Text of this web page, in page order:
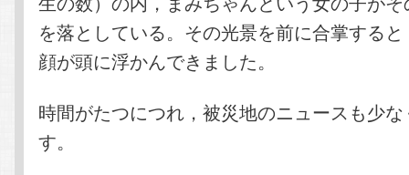
を落としている。その光景を前に合掌する
顔が頭に浮かんできました。
時間がたつにつれ，被災地のニュースも少
す。